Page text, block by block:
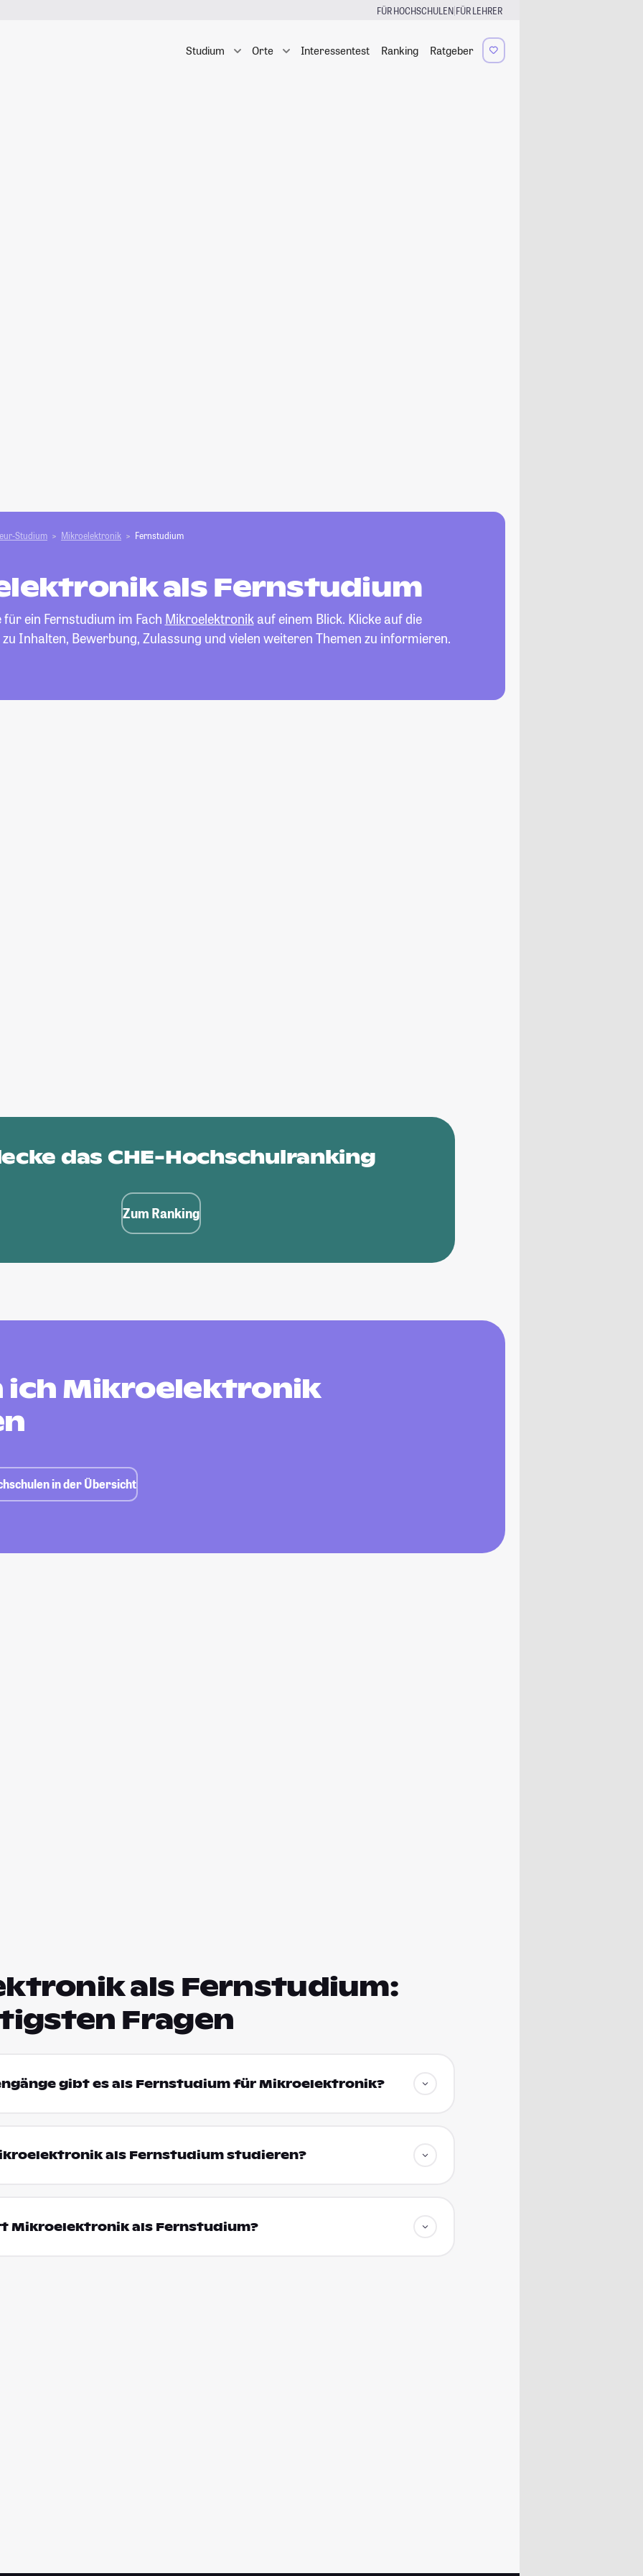
FÜR HOCHSCHULEN|FÜR LEHRER
Studium Orte Interessentest Ranking Ratgeber
Studium Mikroelektronik Fernstudium
als Fernstudium
ein Fernstudium im Fach Mikroelektronikauf einem Blick. Klicke auf die
Inhalten, Bewerbung, Zulassung und vielen weiteren Themen zu informieren.
das CHE-Hochschulranking
Zum Ranking
ich Mikroelektronik
in der Übersicht
als Fernstudium:
Fragen
gibt es als Fernstudium für Mikroelektronik?
als Fernstudium studieren?
Mikroelektronik als Fernstudium?